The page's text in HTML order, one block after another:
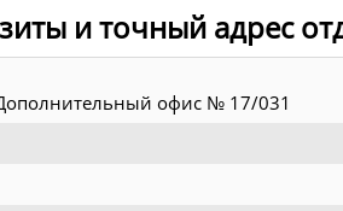
и точный адрес
офис № 17/031